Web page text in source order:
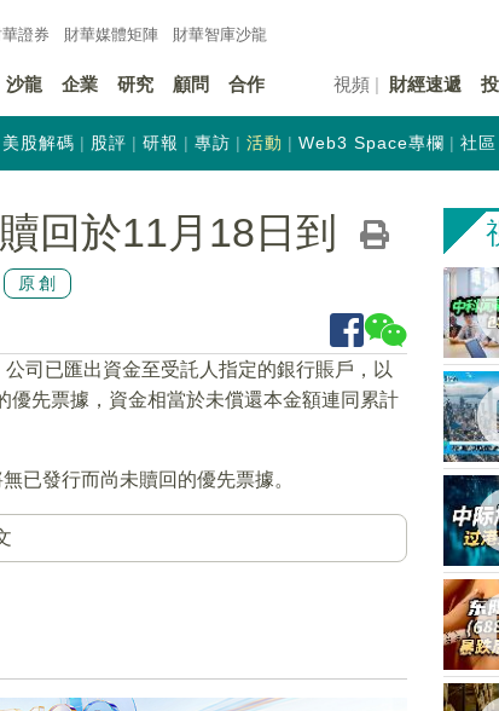
華證券 財華媒體矩陣 財華智庫沙龍
沙龍 企業 研究 顧問 合作 視頻 財經速遞
美股解碼 股評 研報 專訪 活動 Web3 Space專欄 社區
回於11月18日到
原創
司已匯出資金至受託人指定的銀行賬戶，以
先票據，資金相當於未償還本金額連同累計
已發行而尚未贖回的優先票據。